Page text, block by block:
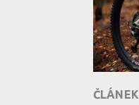
ČLÁNEK